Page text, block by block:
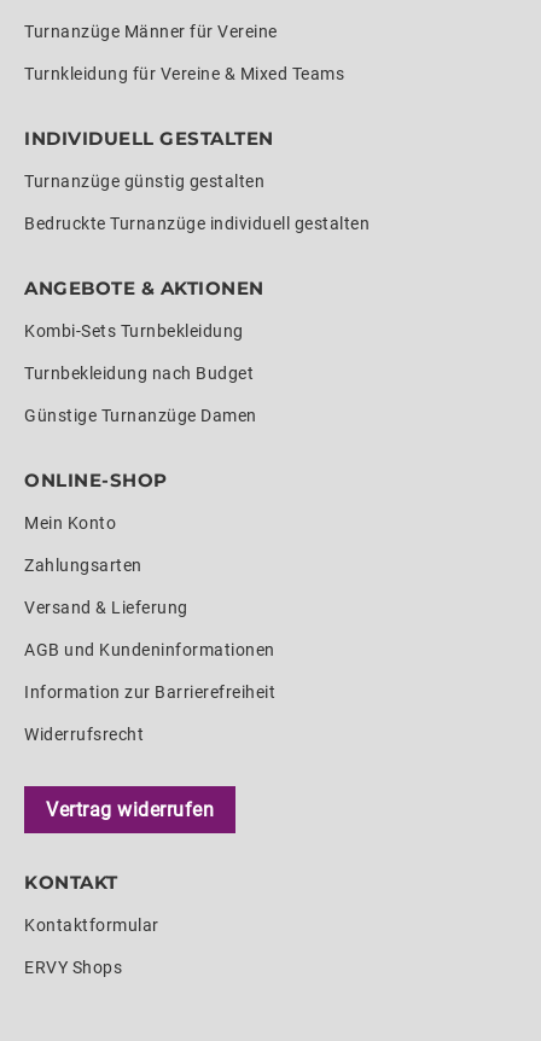
Turnanzüge Männer für Vereine
Turnkleidung für Vereine & Mixed Teams
INDIVIDUELL GESTALTEN
Turnanzüge günstig gestalten
Bedruckte Turnanzüge individuell gestalten
ANGEBOTE & AKTIONEN
Kombi-Sets Turnbekleidung
Turnbekleidung nach Budget
Günstige Turnanzüge Damen
ONLINE-SHOP
Mein Konto
Zahlungsarten
Versand & Lieferung
AGB und Kundeninformationen
Information zur Barrierefreiheit
Widerrufsrecht
Vertrag widerrufen
KONTAKT
Kontaktformular
ERVY Shops